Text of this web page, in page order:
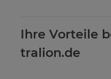
Ihre Vorteile
tralion.de